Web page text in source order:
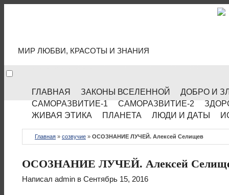
МИР ЛЮБВИ, КРАСОТЫ И ЗНАНИЯ
ГЛАВНАЯ ЗАКОНЫ ВСЕЛЕННОЙ
ДОБРО И
САМОРАЗВИТИЕ-1
САМОРАЗВИТИЕ-2
ЖИВАЯ ЭТИКА
ПЛАНЕТА ЛЮДИ И ДАТЫ
Главная » созвучие » ОСОЗНАНИЕ ЛУЧЕЙ. Алексей Селищев
ОСОЗНАНИЕ ЛУЧЕЙ. Алексей
Написал admin в Сентябрь 15, 2016